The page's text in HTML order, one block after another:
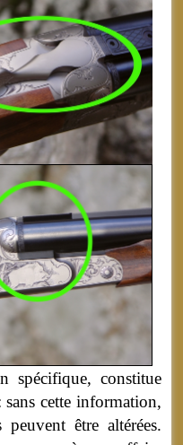
spécifique, constitue
cette information,
peuvent être altérées.